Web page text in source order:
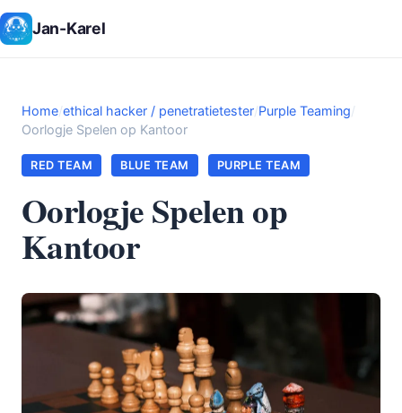
Jan-Karel
Home/ethical hacker / penetratietester/Purple Teaming/
Oorlogje Spelen op Kantoor
RED TEAM BLUE TEAM PURPLE TEAM
Oorlogje Spelen op
Kantoor